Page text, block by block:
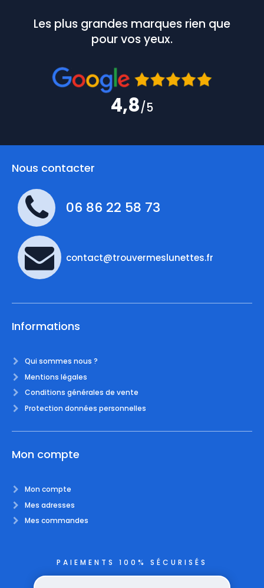
Les plus grandes marques rien que
pour vos yeux.
4,8/5
Nous contacter
06 86 22 58 73
contact@trouvermeslunettes.fr
Informations
Qui sommes nous ?
Mentions légales
Conditions générales de vente
Protection données personnelles
Mon compte
Mon compte
Mes adresses
Mes commandes
PAIEMENTS 100% SÉCURISÉS